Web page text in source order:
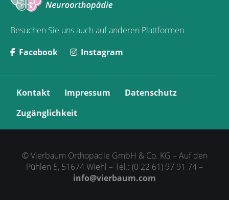
Besuchen Sie uns auch auf anderen Plattformen
Facebook
Instagram
g
Kontakt Impressum
Datenschutz
Zugänglichkeit
© Vierbaum Orthopädie GmbH & Co. KG – Auf den
Pühlen 5, 51674 Wiehl – Tel.: (0 22 61) 97 91 74 –
info@vierbaum.com